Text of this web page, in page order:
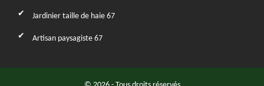
Jardinier taille de haie 67
Artisan paysagiste 67